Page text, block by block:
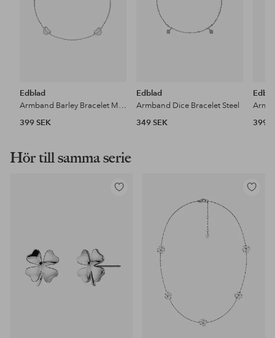
Edblad
Armband Barley Bracelet Multi
399 SEK
Edblad
Armband Dice Bracelet Steel
349 SEK
399
Hör till samma serie
Lägg
Lägg